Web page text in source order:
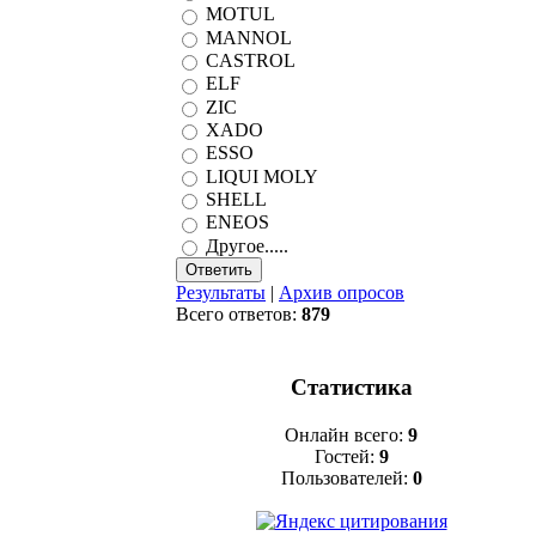
MOTUL
MANNOL
CASTROL
ELF
ZIC
XADO
ESSO
LIQUI MOLY
SHELL
ENEOS
Другое.....
Результаты | Архив опросов
Всего ответов: 879
Статистика
Онлайн всего: 9
Гостей: 9
Пользователей: 0